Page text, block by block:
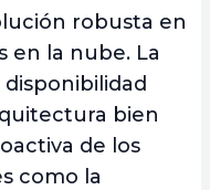
robusta en
en la nube. La
bien
de los
como la